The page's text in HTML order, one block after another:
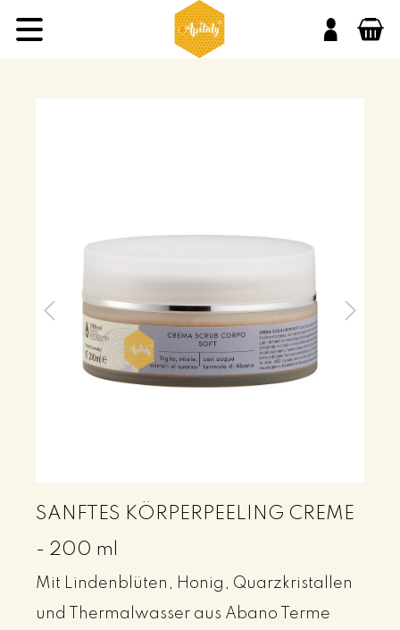
SANFTES KÖRPERPEELING CREME
- 200 ml
Mit Lindenblüten, Honig, Quarzkristallen
und Thermalwasser aus Abano Terme